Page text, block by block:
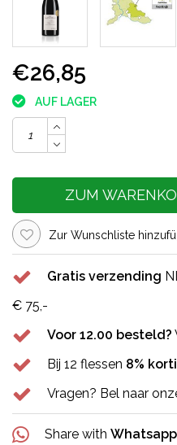
€26,85
AUF LAGER
ZUM
Zur Wunschliste
Gratis verzending
€ 75,-
Voor 12.00 besteld?
Bij 12 flessen 8%
Vragen? Bel naar
Share with Whatsapp